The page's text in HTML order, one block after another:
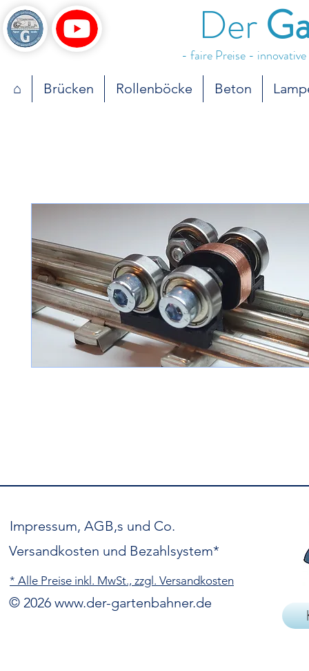
Der
- faire Preise -
⌂ Brücken Rollenböcke Beton
Impressum, AGB,s und Co.
Versandkosten und Bezahlsystem*
* Alle Preise inkl. MwSt., zzgl. Versandkosten
© 2026 www.der-gartenbahner.de